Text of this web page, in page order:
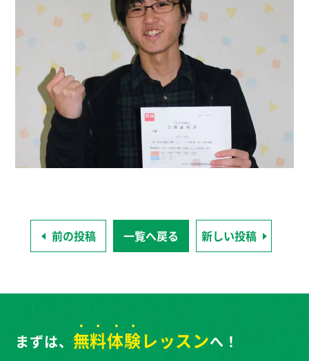
前の投稿 一覧へ戻る 新しい投稿
まずは、 無料体験レッスンへ！